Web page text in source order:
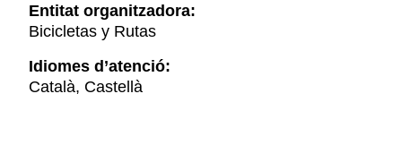
Entitat organitzadora:
Bicicletas y Rutas
Idiomes d’atenció:
Català, Castellà